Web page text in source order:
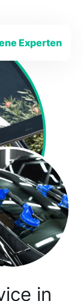
in
Experten